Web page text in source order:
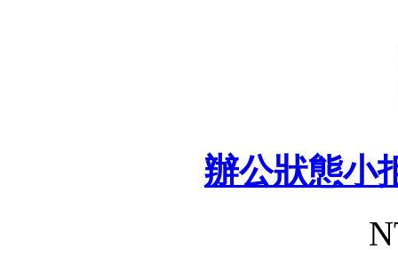
辦公狀態小